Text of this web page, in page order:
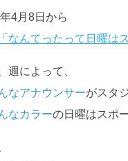
4月8日から
「なんてったって日曜は
週によって、
なアナウンサーがスタ
なカラーの日曜はスポ